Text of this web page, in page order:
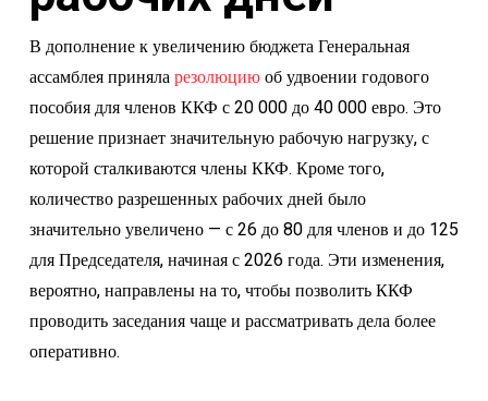
В дополнение к увеличению бюджета Генеральная
ассамблея приняларезолюциюоб удвоении годового
пособия для членов ККФ с 20 000 до 40 000 евро. Это
решение признает значительную рабочую нагрузку, с
которой сталкиваются члены ККФ. Кроме того,
количество разрешенных рабочих дней было
значительно увеличено — с 26 до 80 для членов и до 125
для Председателя, начиная с 2026 года. Эти изменения,
вероятно, направлены на то, чтобы позволить ККФ
проводить заседания чаще и рассматривать дела более
оперативно.